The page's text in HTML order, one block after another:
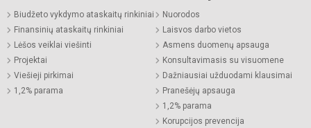
Biudžeto vykdymo ataskaitų rinkiniai
Finansinių ataskaitų rinkiniai
Lėšos veiklai viešinti
Projektai
Viešieji pirkimai
1,2% parama
Nuorodos
Laisvos darbo vietos
Asmens duomenų apsauga
Konsultavimasis su visuomene
Dažniausiai užduodami klausimai
Pranešėjų apsauga
1,2% parama
Korupcijos prevencija